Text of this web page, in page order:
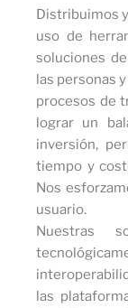
Distribuimos
uso de
soluciones
las personas
procesos de
lograr un
inversión,
tiempo y
Nos
usuario.
Nuestras
las